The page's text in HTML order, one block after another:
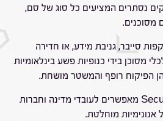
נסתרים המציעים כל סוג של סם,
מסוכנים.
סייבר, גניבת מידע, או חדירה
מסוכן בידי כנופיות פשע בינלאומיות
הפיקוח רופף והמשטר מושחת.
אתרי הדלפות כמו SecureDrop מאפשרים לעובדי מדינה וחברות
אנונימיות מוחלטת.